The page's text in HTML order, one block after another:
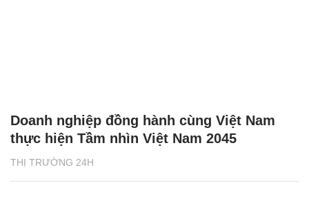
THỊ TRƯỜNG 24H
Doanh nghiệp đồng hành cùng Việt Nam
thực hiện Tầm nhìn Việt Nam 2045